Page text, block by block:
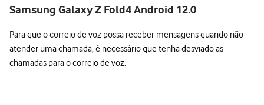
Samsung Galaxy Z Fold4 Android 12.0
Para que o correio de voz possa receber mensagens quando não
atender uma chamada, é necessário que tenha desviado as
chamadas para o correio de voz.